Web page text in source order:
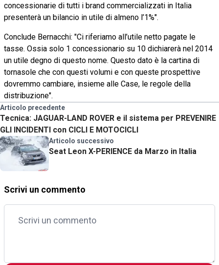
concessionarie di tutti i brand commercializzati in Italia
presenterà un bilancio in utile di almeno l’1%".
Conclude Bernacchi: "Ci riferiamo all’utile netto pagate le
tasse. Ossia solo 1 concessionario su 10 dichiarerà nel 2014
un utile degno di questo nome. Questo dato è la cartina di
tornasole che con questi volumi e con queste prospettive
dovremmo cambiare, insieme alle Case, le regole della
distribuzione".
Articolo precedente
Tecnica: JAGUAR-LAND ROVER e il sistema per PREVENIRE
GLI INCIDENTI con CICLI E MOTOCICLI
Articolo successivo
Seat Leon X-PERIENCE da Marzo in Italia
Scrivi un commento